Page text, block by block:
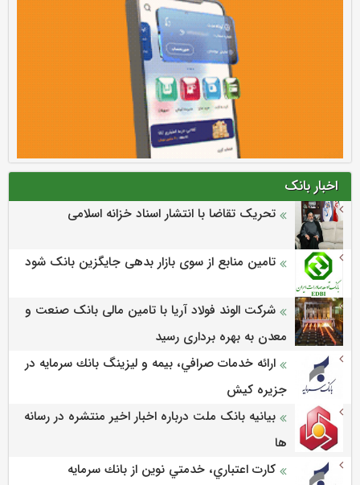
اخبار بانک
تحریک تقاضا با انتشار اسناد خزانه اسلامی
تامین منابع از سوی بازار بدهی جایگزین بانک شود
شرکت الوند فولاد آریا با تامین مالی بانک صنعت و
معدن به بهره برداری رسید
ارائه خدمات صرافي، بيمه و ليزينگ بانك سرمايه در
جزيره كيش
بیانیه بانک ملت درباره اخبار اخیر منتشره در رسانه
ها
كارت اعتباري، خدمتي نوين از بانك سرمايه